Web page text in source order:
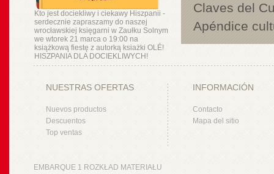
Kto jest dociekliwy i ciekawy Hiszpanii -
serdecznie zapraszamy do naszej
wrocławskiej księgarni w Zaułku Solnym
we wtorek 21 marca o 19:00 na
książkową fiestę z autorką ksiażki OLÉ!
HISZPANIA DLA DOCIEKLIWYCH!
Claves del
Apéndice
NUESTRAS OFERTAS
Nuevos productos
Descuentos
Top ventas
INFORMACIÓN
Contacto
Mapa del sitio
EMBARQUE 1 ROZKŁAD MATERIAŁU